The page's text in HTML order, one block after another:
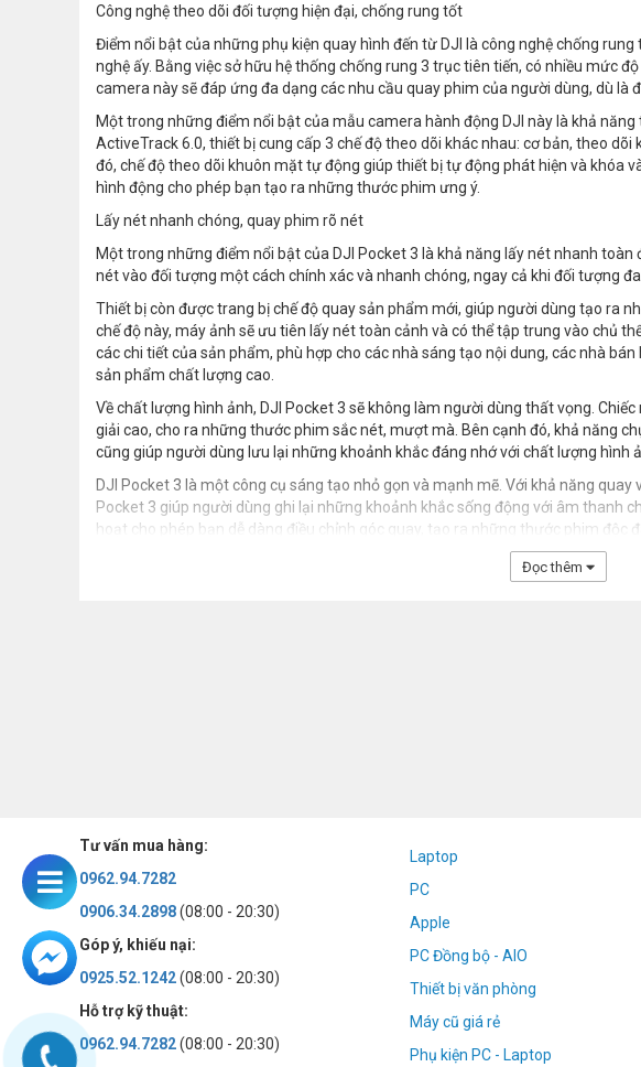
Công nghệ theo dõi đối tượng hiện đại, chống rung tốt
Điểm nổi bật của những phụ kiện quay hình đến từ DJI là công nghệ chống
nghệ ấy. Bằng việc sở hữu hệ thống chống rung 3 trục tiên tiến, có nhiều mức
camera này sẽ đáp ứng đa dạng các nhu cầu quay phim của người dùng, dù là
Một trong những điểm nổi bật của mẫu camera hành động DJI này là khả
ActiveTrack 6.0, thiết bị cung cấp 3 chế độ theo dõi khác nhau: cơ bản, theo
đó, chế độ theo dõi khuôn mặt tự động giúp thiết bị tự động phát hiện và khóa
hình động cho phép bạn tạo ra những thước phim ưng ý.
Lấy nét nhanh chóng, quay phim rõ nét
Một trong những điểm nổi bật của DJI Pocket 3 là khả năng lấy nét nhanh
nét vào đối tượng một cách chính xác và nhanh chóng, ngay cả khi đối tượng
Thiết bị còn được trang bị chế độ quay sản phẩm mới, giúp người dùng tạo ra
chế độ này, máy ảnh sẽ ưu tiên lấy nét toàn cảnh và có thể tập trung vào chủ
các chi tiết của sản phẩm, phù hợp cho các nhà sáng tạo nội dung, các nhà
sản phẩm chất lượng cao.
Về chất lượng hình ảnh, DJI Pocket 3 sẽ không làm người dùng thất vọng.
giải cao, cho ra những thước phim sắc nét, mượt mà. Bên cạnh đó, khả năng
cũng giúp người dùng lưu lại những khoảnh khắc đáng nhớ với chất lượng hình
DJI Pocket 3 là một công cụ sáng tạo nhỏ gọn và mạnh mẽ. Với khả năng
Pocket 3 giúp người dùng ghi lại những khoảnh khắc sống động với âm thanh
hoạt cho phép bạn dễ dàng điều chỉnh góc quay, tạo ra những thước phim độc
Đọc thêm
Tư vấn mua hàng:
0962.94.7282
0906.34.2898(08:00 - 20:30)
Góp ý, khiếu nại:
0925.52.1242(08:00 - 20:30)
Hỗ trợ kỹ thuật:
0962.94.7282(08:00 - 20:30)
Laptop
PC
Apple
PC Đồng bộ - AIO
Thiết bị văn phòng
Máy cũ giá rẻ
Phụ kiện PC - Laptop